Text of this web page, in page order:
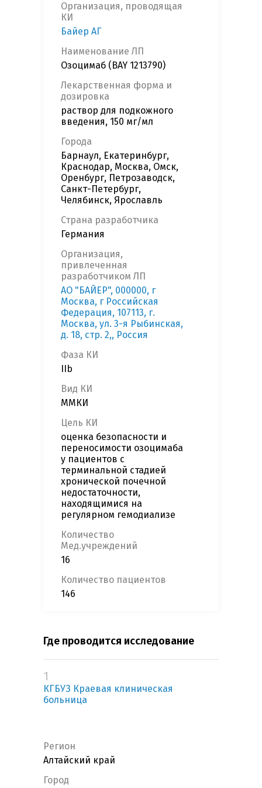
Организация, проводящая
КИ
Байер АГ
Наименование ЛП
Озоцимаб (BAY 1213790)
Лекарственная форма и
дозировка
раствор для подкожного
введения, 150 мг/мл
Города
Барнаул, Екатеринбург,
Краснодар, Москва, Омск,
Оренбург, Петрозаводск,
Санкт-Петербург,
Челябинск, Ярославль
Страна разработчика
Германия
Организация,
привлеченная
разработчиком ЛП
АО "БАЙЕР", 000000, г
Москва, г Российская
Федерация, 107113, г.
Москва, ул. 3-я Рыбинская,
д. 18, стр. 2,, Россия
Фаза КИ
IIb
Вид КИ
ММКИ
Цель КИ
оценка безопасности и
переносимости озоцимаба
у пациентов с
терминальной стадией
хронической почечной
недостаточности,
находящимися на
регулярном гемодиализе
Количество
Мед.учреждений
16
Количество пациентов
146
Где проводится исследование
1
КГБУЗ Краевая клиническая
больница
Регион
Алтайский край
Город